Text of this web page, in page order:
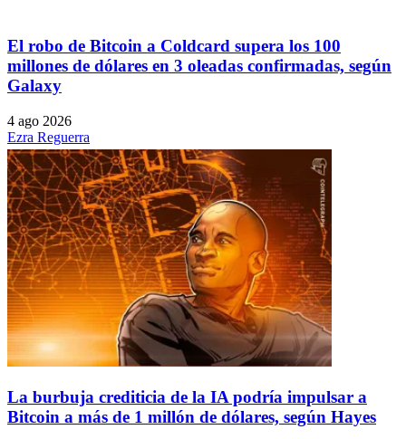
El robo de Bitcoin a Coldcard supera los 100
millones de dólares en 3 oleadas confirmadas, según
Galaxy
4 ago 2026
Ezra Reguerra
La burbuja crediticia de la IA podría impulsar a
Bitcoin a más de 1 millón de dólares, según Hayes